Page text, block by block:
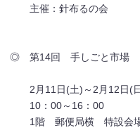
主催：針布るの会
◎ 第14回 手しごと市場
2月11日(土)～2月12日(
10：00～16：00
1階 郵便局横 特設会